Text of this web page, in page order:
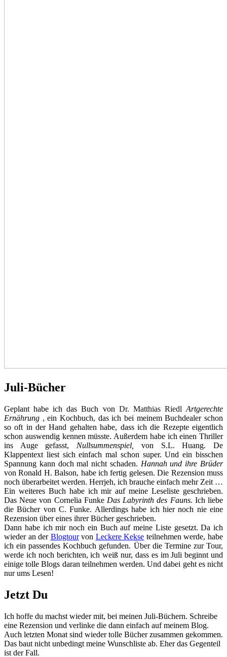
Juli-Bücher
Geplant habe ich das Buch von Dr. Matthias Riedl Artgerechte
Ernährung , ein Kochbuch, das ich bei meinem Buchdealer schon
so oft in der Hand gehalten habe, dass ich die Rezepte eigentlich
schon auswendig kennen müsste. Außerdem habe ich einen Thriller
ins Auge gefasst, Nullsummenspiel, von S.L. Huang. De
Klappentext liest sich einfach mal schon super. Und ein bisschen
Spannung kann doch mal nicht schaden. Hannah und ihre Brüder
von Ronald H. Balson, habe ich fertig gelesen. Die Rezension muss
noch überarbeitet werden. Herrjeh, ich brauche einfach mehr Zeit …
Ein weiteres Buch habe ich mir auf meine Leseliste geschrieben.
Das Neue von Cornelia Funke Das Labyrinth des Fauns. Ich liebe
die Bücher von C. Funke. Allerdings habe ich hier noch nie eine
Rezension über eines ihrer Bücher geschrieben.
Dann habe ich mir noch ein Buch auf meine Liste gesetzt. Da ich
wieder an der Blogtourvon Leckere Kekse teilnehmen werde, habe
ich ein passendes Kochbuch gefunden. Über die Termine zur Tour,
werde ich noch berichten, ich weiß nur, dass es im Juli beginnt und
einige tolle Blogs daran teilnehmen werden. Und dabei geht es nicht
nur ums Lesen!
Jetzt Du
Ich hoffe du machst wieder mit, bei meinen Juli-Büchern. Schreibe
eine Rezension und verlinke die dann einfach auf meinem Blog.
Auch letzten Monat sind wieder tolle Bücher zusammen gekommen.
Das baut nicht unbedingt meine Wunschliste ab. Eher das Gegenteil
ist der Fall.